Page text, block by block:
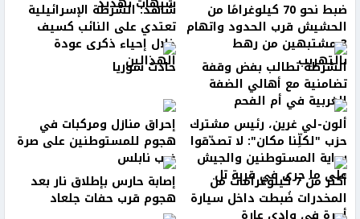
ضبط نحو 70 كيلوغرامًا من
الحشيش قرب الحدود واتهام
3 مشتبهين من رهط
بالتهريب
شاهد: الشرطة الإسرائيلية
تعتدي على النائب كسيف
خلال إحياء ذكرى عودة
الهذالين الشرطة تطالب بفض وقفة
تضامنية مع أهالي الضفة
الغربية في أم الفحم
حادث سوريا
ألون-لي غرين، رئيس مشترك
حزب "لكلِّنا مكان": لا تصدّقوا
رواية المستوطنين والجيش
على ما جرى في قرية تل
إحراق منازل ومركبات في
هجوم للمستوطنين على صرة
غرب نابلس
أكثر من 7 كيلوغرامات من
المخدرات ضُبطت داخل سيارة
إصابة حارس بإطلاق نار بعد
هجوم قرب حفات جلعاد